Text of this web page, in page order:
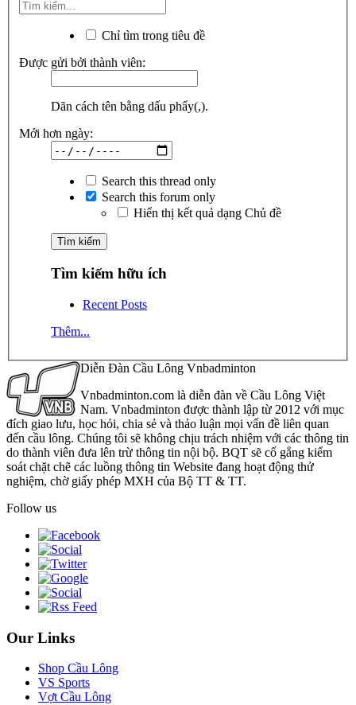
Chỉ tìm trong tiêu đề
Được gửi bởi thành viên:
Dãn cách tên bằng dấu phẩy(,).
Mới hơn ngày:
Search this thread only
Search this forum only
Hiển thị kết quả dạng Chủ đề
Tìm kiếm hữu ích
Recent Posts
Thêm...
Diễn Đàn Cầu Lông Vnbadminton
Vnbadminton.com là diễn đàn về Cầu Lông Việt
Nam. Vnbadminton được thành lập từ 2012 với mục
đích giao lưu, học hỏi, chia sẻ và thảo luận mọi vấn đề liên quan
đến cầu lông. Chúng tôi sẽ không chịu trách nhiệm với các thông tin
do thành viên đưa lên trừ thông tin nội bộ. BQT sẽ cố gắng kiểm
soát chặt chẽ các luồng thông tin Website đang hoạt động thử
nghiệm, chờ giấy phép MXH của Bộ TT & TT.
Follow us
Our Links
Shop Cầu Lông
VS Sports
Vợt Cầu Lông